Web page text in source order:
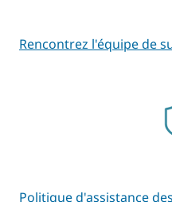
Rencontrez l'équipe de
Politique d'assistance